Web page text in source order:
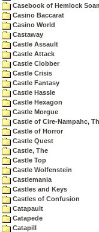
Casebook of Hemlock
Casino Baccarat
Casino World
Castaway
Castle Assault
Castle Attack
Castle Clobber
Castle Crisis
Castle Fantasy
Castle Hassle
Castle Hexagon
Castle Morgue
Castle of Cire-Nampahc,
Castle of Horror
Castle Quest
Castle, The
Castle Top
Castle Wolfenstein
Castlemania
Castles and Keys
Castles of Confusion
Catapault
Catapede
Catapill